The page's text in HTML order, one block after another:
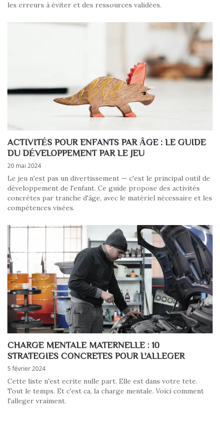
les erreurs à éviter et des ressources validées.
ACTIVITÉS POUR ENFANTS PAR ÂGE : LE GUIDE
DU DÉVELOPPEMENT PAR LE JEU
20 mai 2024
Le jeu n'est pas un divertissement — c'est le principal outil de
développement de l'enfant. Ce guide propose des activités
concrètes par tranche d'âge, avec le matériel nécessaire et les
compétences visées.
CHARGE MENTALE MATERNELLE : 10
STRATEGIES CONCRETES POUR L'ALLEGER
5 février 2024
Cette liste n'est ecrite nulle part. Elle est dans votre tete.
Tout le temps. Et c'est ca, la charge mentale. Voici comment
l'alleger vraiment.